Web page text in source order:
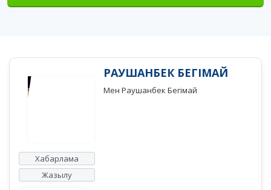
Хабарлама
Жазылу
РАУШАНБЕК БЕГІМАЙ
Мен Раушанбек Бегімай